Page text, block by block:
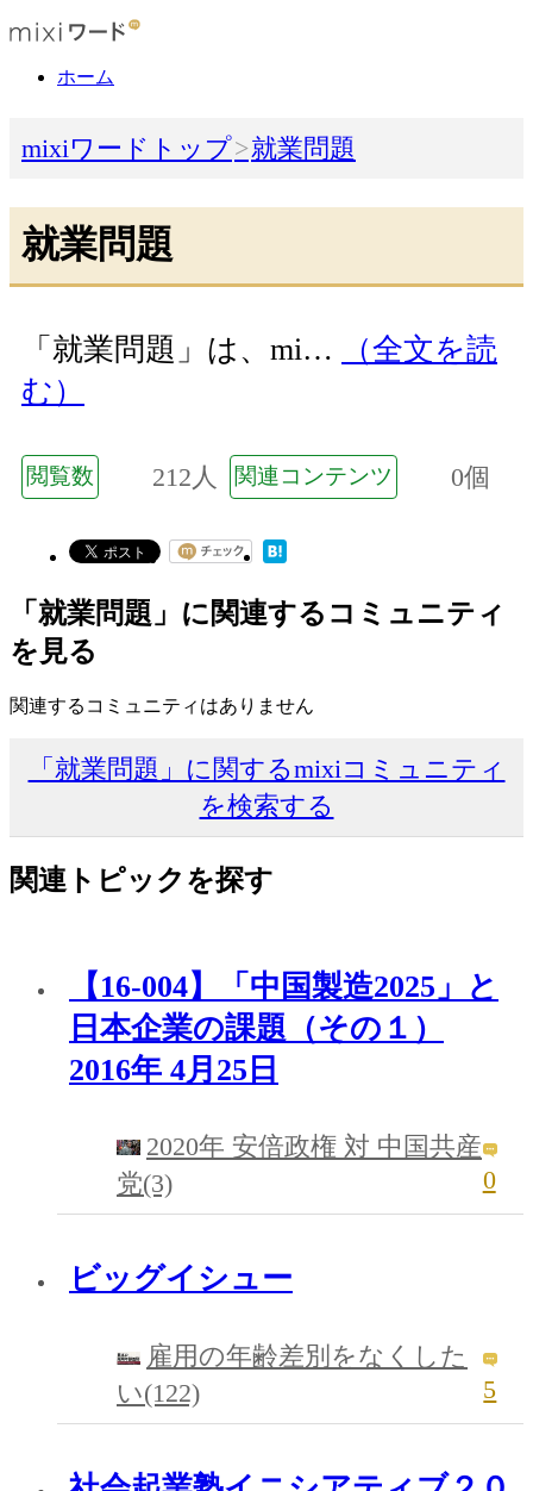
ホーム
mixiワードトップ 就業問題
就業問題
「就業問題」は、mi…
（全文を読
む）
閲覧数 212人 関連コンテンツ 0個
「就業問題」に関連するコミュニティ
を見る
関連するコミュニティはありません
「就業問題」に関するmixiコミュニティ
を検索する
関連トピックを探す
【16-004】「中国製造2025」と
日本企業の課題（その１）
2016年 4月25日
2020年 安倍政権 対 中国共産
党(3)
0
ビッグイシュー
雇用の年齢差別をなくした
い(122)
5